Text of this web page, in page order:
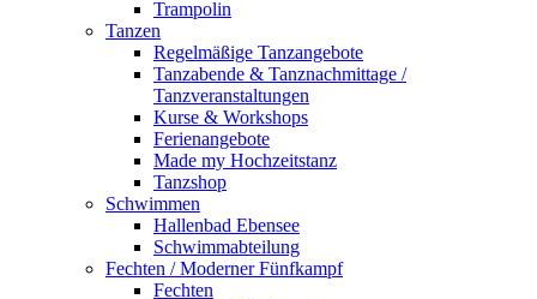
Trampolin
Tanzen
Regelmäßige Tanzangebote
Tanzabende & Tanznachmittage /
Tanzveranstaltungen
Kurse & Workshops
Ferienangebote
Made my Hochzeitstanz
Tanzshop
Schwimmen
Hallenbad Ebensee
Schwimmabteilung
Fechten / Moderner Fünfkampf
Fechten